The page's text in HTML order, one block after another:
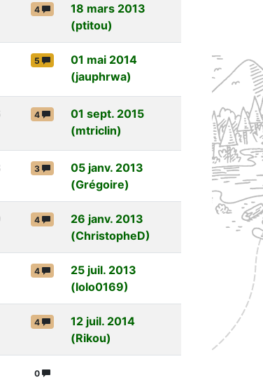
4
18 mars 2013
(ptitou)
5
01 mai 2014
(jauphrwa)
4
01 sept. 2015
(mtriclin)
3
05 janv. 2013
(Grégoire)
4
26 janv. 2013
(ChristopheD)
4
25 juil. 2013
(lolo0169)
4
12 juil. 2014
(Rikou)
0